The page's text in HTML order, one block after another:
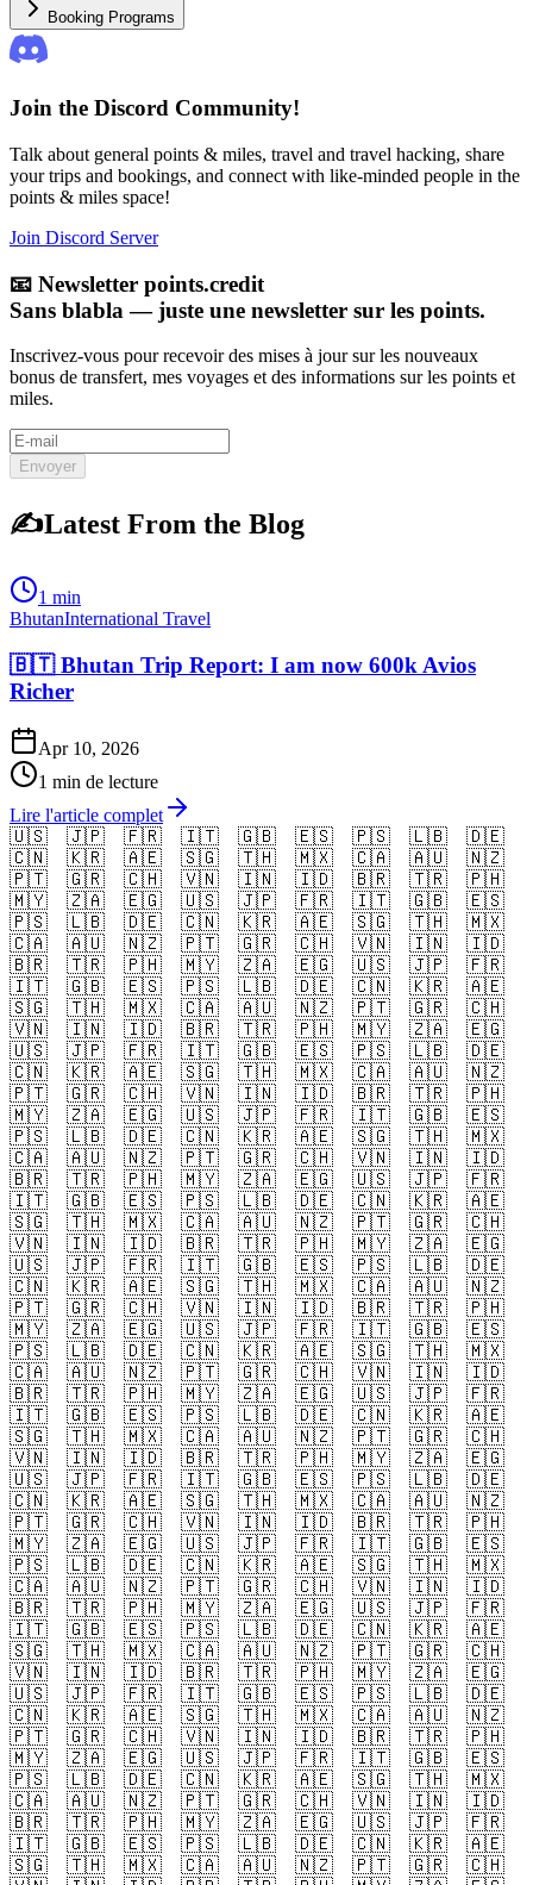
Booking Programs
Join the Discord Community!
Talk about general points & miles, travel and travel hacking, share
your trips and bookings, and connect with like-minded people in the
points & miles space!
Join Discord Server
📧 Newsletter points.credit
Sans blabla — juste une newsletter sur les points.
Inscrivez-vous pour recevoir des mises à jour sur les nouveaux
bonus de transfert, mes voyages et des informations sur les points et
miles.
Envoyer
✍️Latest From the Blog
1 min
BhutanInternational Travel
🇧🇹 Bhutan Trip Report: I am now 600k Avios
Richer
Apr 10, 2026
1 min de lecture
Lire l'article complet
🇺🇸
🇯🇵 🇫🇷 🇮🇹 🇬🇧 🇪🇸 🇵🇸 🇱🇧
🇩🇪
🇨🇳
🇰🇷 🇦🇪 🇸🇬 🇹🇭 🇲🇽 🇨🇦 🇦🇺
🇳🇿
🇵🇹
🇬🇷 🇨🇭 🇻🇳 🇮🇳 🇮🇩 🇧🇷 🇹🇷
🇵🇭
🇲🇾
🇿🇦 🇪🇬 🇺🇸 🇯🇵 🇫🇷 🇮🇹 🇬🇧
🇪🇸
🇵🇸
🇱🇧 🇩🇪 🇨🇳 🇰🇷 🇦🇪 🇸🇬 🇹🇭
🇲🇽
🇨🇦
🇦🇺 🇳🇿 🇵🇹 🇬🇷 🇨🇭 🇻🇳 🇮🇳
🇮🇩
🇧🇷
🇹🇷 🇵🇭 🇲🇾 🇿🇦 🇪🇬 🇺🇸 🇯🇵
🇫🇷
🇮🇹
🇬🇧 🇪🇸 🇵🇸 🇱🇧 🇩🇪 🇨🇳 🇰🇷
🇦🇪
🇸🇬
🇹🇭 🇲🇽 🇨🇦 🇦🇺 🇳🇿 🇵🇹 🇬🇷
🇨🇭
🇻🇳
🇮🇳 🇮🇩 🇧🇷 🇹🇷 🇵🇭 🇲🇾 🇿🇦
🇪🇬
🇺🇸
🇯🇵 🇫🇷 🇮🇹 🇬🇧 🇪🇸 🇵🇸 🇱🇧
🇩🇪
🇨🇳
🇰🇷 🇦🇪 🇸🇬 🇹🇭 🇲🇽 🇨🇦 🇦🇺
🇳🇿
🇵🇹
🇬🇷 🇨🇭 🇻🇳 🇮🇳 🇮🇩 🇧🇷 🇹🇷
🇵🇭
🇲🇾
🇿🇦 🇪🇬 🇺🇸 🇯🇵 🇫🇷 🇮🇹 🇬🇧
🇪🇸
🇵🇸
🇱🇧 🇩🇪 🇨🇳 🇰🇷 🇦🇪 🇸🇬 🇹🇭
🇲🇽
🇨🇦
🇦🇺 🇳🇿 🇵🇹 🇬🇷 🇨🇭 🇻🇳 🇮🇳
🇮🇩
🇧🇷
🇹🇷 🇵🇭 🇲🇾 🇿🇦 🇪🇬 🇺🇸 🇯🇵
🇫🇷
🇮🇹
🇬🇧 🇪🇸 🇵🇸 🇱🇧 🇩🇪 🇨🇳 🇰🇷
🇦🇪
🇸🇬
🇹🇭 🇲🇽 🇨🇦 🇦🇺 🇳🇿 🇵🇹 🇬🇷
🇨🇭
🇻🇳
🇮🇳 🇮🇩 🇧🇷 🇹🇷 🇵🇭 🇲🇾 🇿🇦
🇪🇬
🇺🇸
🇯🇵 🇫🇷 🇮🇹 🇬🇧 🇪🇸 🇵🇸 🇱🇧
🇩🇪
🇨🇳
🇰🇷 🇦🇪 🇸🇬 🇹🇭 🇲🇽 🇨🇦 🇦🇺
🇳🇿
🇵🇹
🇬🇷 🇨🇭 🇻🇳 🇮🇳 🇮🇩 🇧🇷 🇹🇷
🇵🇭
🇲🇾
🇿🇦 🇪🇬 🇺🇸 🇯🇵 🇫🇷 🇮🇹 🇬🇧
🇪🇸
🇵🇸
🇱🇧 🇩🇪 🇨🇳 🇰🇷 🇦🇪 🇸🇬 🇹🇭
🇲🇽
🇨🇦
🇦🇺 🇳🇿 🇵🇹 🇬🇷 🇨🇭 🇻🇳 🇮🇳
🇮🇩
🇧🇷
🇹🇷 🇵🇭 🇲🇾 🇿🇦 🇪🇬 🇺🇸 🇯🇵
🇫🇷
🇮🇹
🇬🇧 🇪🇸 🇵🇸 🇱🇧 🇩🇪 🇨🇳 🇰🇷
🇦🇪
🇸🇬
🇹🇭 🇲🇽 🇨🇦 🇦🇺 🇳🇿 🇵🇹 🇬🇷
🇨🇭
🇻🇳
🇮🇳 🇮🇩 🇧🇷 🇹🇷 🇵🇭 🇲🇾 🇿🇦
🇪🇬
🇺🇸
🇯🇵 🇫🇷 🇮🇹 🇬🇧 🇪🇸 🇵🇸 🇱🇧
🇩🇪
🇨🇳
🇰🇷 🇦🇪 🇸🇬 🇹🇭 🇲🇽 🇨🇦 🇦🇺
🇳🇿
🇵🇹
🇬🇷 🇨🇭 🇻🇳 🇮🇳 🇮🇩 🇧🇷 🇹🇷
🇵🇭
🇲🇾
🇿🇦 🇪🇬 🇺🇸 🇯🇵 🇫🇷 🇮🇹 🇬🇧
🇪🇸
🇵🇸
🇱🇧 🇩🇪 🇨🇳 🇰🇷 🇦🇪 🇸🇬 🇹🇭
🇲🇽
🇨🇦
🇦🇺 🇳🇿 🇵🇹 🇬🇷 🇨🇭 🇻🇳 🇮🇳
🇮🇩
🇧🇷
🇹🇷 🇵🇭 🇲🇾 🇿🇦 🇪🇬 🇺🇸 🇯🇵
🇫🇷
🇮🇹
🇬🇧 🇪🇸 🇵🇸 🇱🇧 🇩🇪 🇨🇳 🇰🇷
🇦🇪
🇸🇬
🇹🇭 🇲🇽 🇨🇦 🇦🇺 🇳🇿 🇵🇹 🇬🇷
🇨🇭
🇻🇳
🇮🇳 🇮🇩 🇧🇷 🇹🇷 🇵🇭 🇲🇾 🇿🇦
🇪🇬
🇺🇸
🇯🇵 🇫🇷 🇮🇹 🇬🇧 🇪🇸 🇵🇸 🇱🇧
🇩🇪
🇨🇳
🇰🇷 🇦🇪 🇸🇬 🇹🇭 🇲🇽 🇨🇦 🇦🇺
🇳🇿
🇵🇹
🇬🇷 🇨🇭 🇻🇳 🇮🇳 🇮🇩 🇧🇷 🇹🇷
🇵🇭
🇲🇾
🇿🇦 🇪🇬 🇺🇸 🇯🇵 🇫🇷 🇮🇹 🇬🇧
🇪🇸
🇵🇸
🇱🇧 🇩🇪 🇨🇳 🇰🇷 🇦🇪 🇸🇬 🇹🇭
🇲🇽
🇨🇦
🇦🇺 🇳🇿 🇵🇹 🇬🇷 🇨🇭 🇻🇳 🇮🇳
🇮🇩
🇧🇷
🇹🇷 🇵🇭 🇲🇾 🇿🇦 🇪🇬 🇺🇸 🇯🇵
🇫🇷
🇮🇹
🇬🇧 🇪🇸 🇵🇸 🇱🇧 🇩🇪 🇨🇳 🇰🇷
🇦🇪
🇸🇬
🇹🇭 🇲🇽 🇨🇦 🇦🇺 🇳🇿 🇵🇹 🇬🇷
🇨🇭